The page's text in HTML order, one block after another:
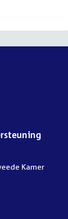
Kamer